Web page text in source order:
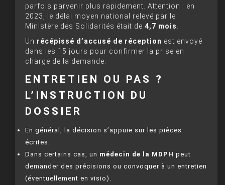
parfois parvenir plus rapidement. Attention : en
2023, le délai moyen national relevé par le
Ministère des Solidarités était de 4,7 mois
Un récépissé d’accusé de réception est envoyé
dans les 15 jours pour confirmer la prise en
charge de la demande.
ENTRETIEN OU PAS ?
L’INSTRUCTION DU
DOSSIER
En général, la décision s’appuie sur les pièces
écrites.
Dans certains cas, un médecin de la MDPH peut
demander des précisions ou convoquer à un entretien
(éventuellement en visio).